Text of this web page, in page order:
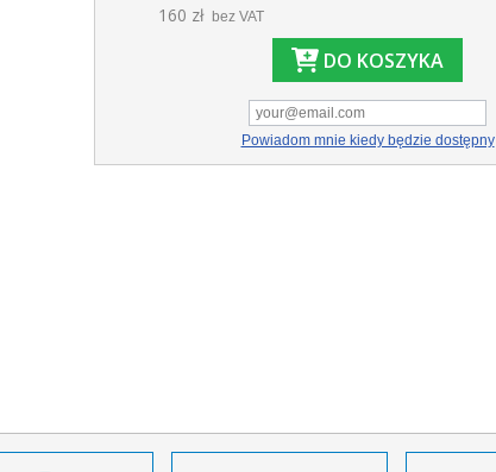
160 zł bez VAT
DO KOSZYKA
Powiadom mnie kiedy będzie dostępny